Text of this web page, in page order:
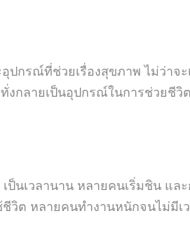
รณ์ที่ช่วยเรื่องสุขภาพ ไม่ว่าจะ
กลายเป็นอุปกรณ์ในการช่วยชีวิ
ป็นเวลานาน หลายคนเริ่มชิน แล
ต หลายคนทำงานหนักจนไม่มีเ